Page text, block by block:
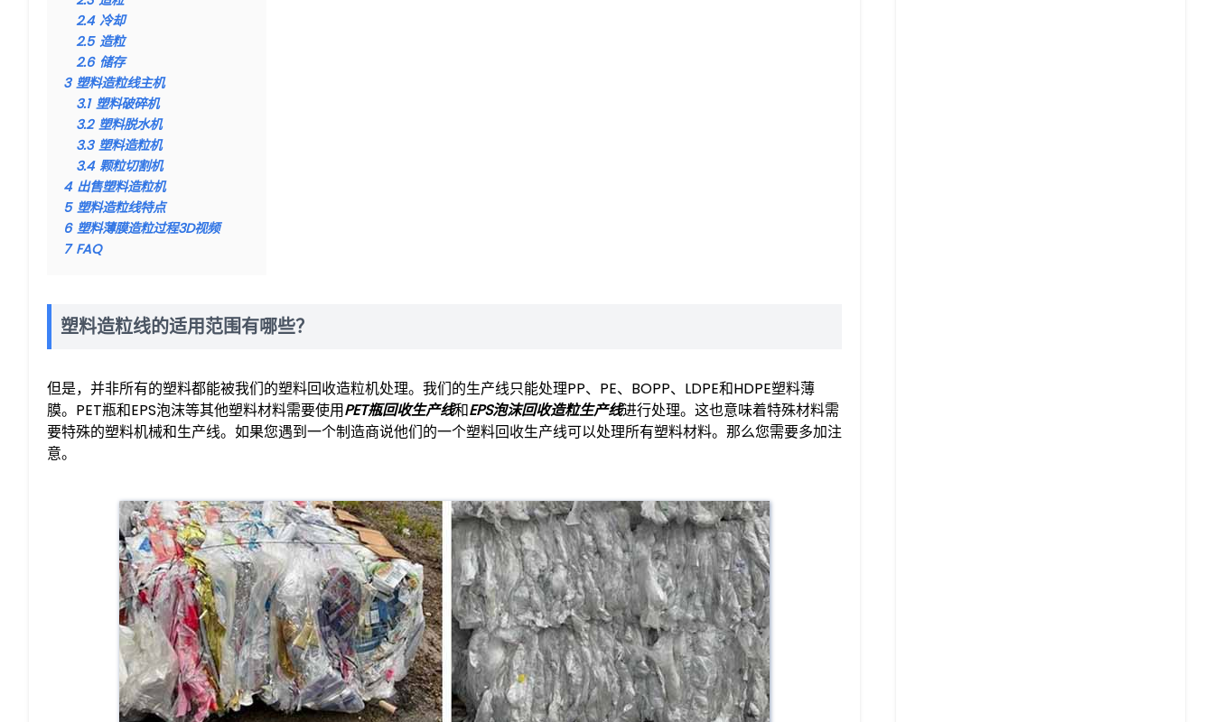
2.4 冷却
2.5 造粒
2.6 储存
3 塑料造粒线主机
3.1 塑料破碎机
3.2 塑料脱水机
3.3 塑料造粒机
3.4 颗粒切割机
4 出售塑料造粒机
5 塑料造粒线特点
6 塑料薄膜造粒过程3D视频
7 FAQ
塑料造粒线的适用范围有哪些？
但是，并非所有的塑料都能被我们的塑料回收造粒机处理。我们的生产线只能处理PP、PE、BOPP、LDPE和HDPE塑料薄
膜。PET瓶和EPS泡沫等其他塑料材料需要使用PET瓶回收生产线和EPS泡沫回收造粒生产线进行处理。这也意味着特殊材料需
要特殊的塑料机械和生产线。如果您遇到一个制造商说他们的一个塑料回收生产线可以处理所有塑料材料。那么您需要多加注
意。